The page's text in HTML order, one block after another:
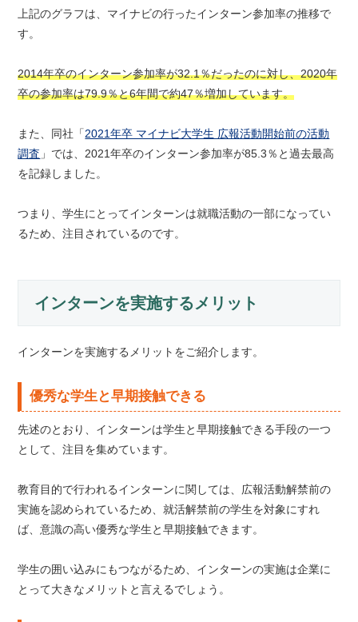
上記のグラフは、マイナビの行ったインターン参加率の推移で
す。
2014年卒のインターン参加率が32.1％だったのに対し、2020年
卒の参加率は79.9％と6年間で約47％増加しています。
また、同社「2021年卒 マイナビ大学生 広報活動開始前の活動
調査 」では、2021年卒のインターン参加率が85.3％と過去最高
を記録しました。
つまり、学生にとってインターンは就職活動の一部になってい
るため、注目されているのです。
インターンを実施するメリット
インターンを実施するメリットをご紹介します。
優秀な学生と早期接触できる
先述のとおり、インターンは学生と早期接触できる手段の一つ
として、注目を集めています。
教育目的で行われるインターンに関しては、広報活動解禁前の
実施を認められているため、就活解禁前の学生を対象にすれ
ば、意識の高い優秀な学生と早期接触できます。
学生の囲い込みにもつながるため、インターンの実施は企業に
とって大きなメリットと言えるでしょう。